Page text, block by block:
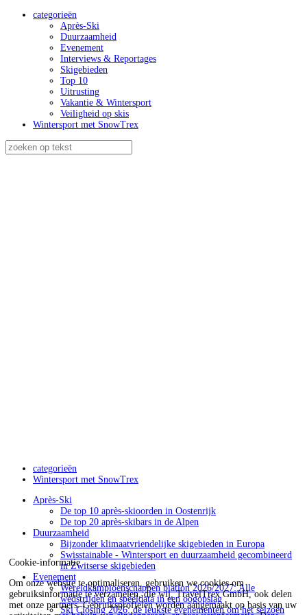
Cookie-informatie
Om onze website te optimaliseren, gebruiken we cookies om
gebruiksinformatie te verzamelen, die wij, TravelTrex GmbH, ook delen
met onze partners. Gebruiksprofielen worden aangemaakt op basis van uw
categorieën
Après-Ski
Duurzaamheid
Evenement
Interviews & Reportages
Skigebieden
Top 10
Uitrusting
Vakantie & Wintersport
Veiligheid op skis
Wintersport met SnowTrex
categorieën
Wintersport met SnowTrex
Après-Ski
De top 10 après-skioorden in Oostenrijk
De top 20 après-skibars in de Alpen
Duurzaamheid
Bijzonder klimaatvriendelijke skigebieden in Europa
Swisstainable - Wintersport en duurzaamheid gecombineerd
in Zwitserse skigebieden
Evenement
Wereldkampioenschappen biatlon 2026/2027: Alle
wedstrijden en speeldata in een oogopslag
Ski Closing 2026: de leukste evenementen om het seizoen